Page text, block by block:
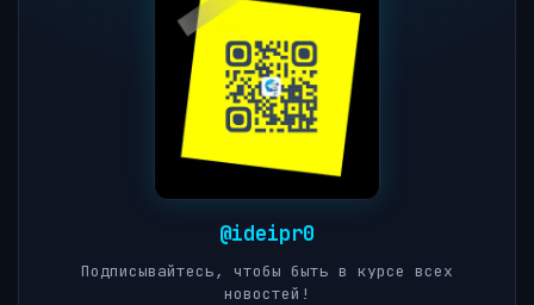
@ideipr0
Подписывайтесь, чтобы быть в курсе всех
новостей!